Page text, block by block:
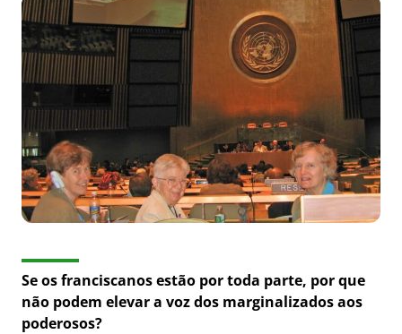
Se os franciscanos estão por toda parte, por que
não podem elevar a voz dos marginalizados aos
poderosos?